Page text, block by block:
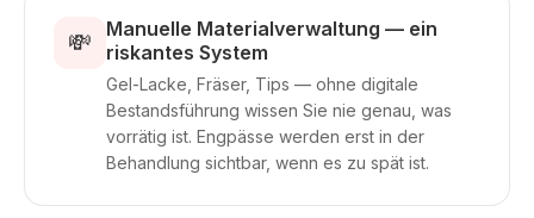
💸
Manuelle Materialverwaltung — ein
riskantes System
Gel-Lacke, Fräser, Tips — ohne digitale
Bestandsführung wissen Sie nie genau, was
vorrätig ist. Engpässe werden erst in der
Behandlung sichtbar, wenn es zu spät ist.